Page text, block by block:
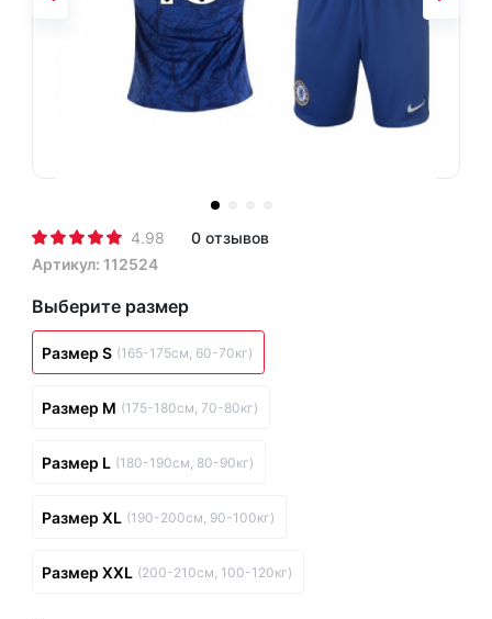
4.98
0 отзывов
Артикул: 112524
Выберите размер
Размер S (165-175см, 60-70кг)
Размер M (175-180см, 70-80кг)
Размер L (180-190см, 80-90кг)
Размер XL (190-200см, 90-100кг)
Размер XXL (200-210см, 100-120кг)